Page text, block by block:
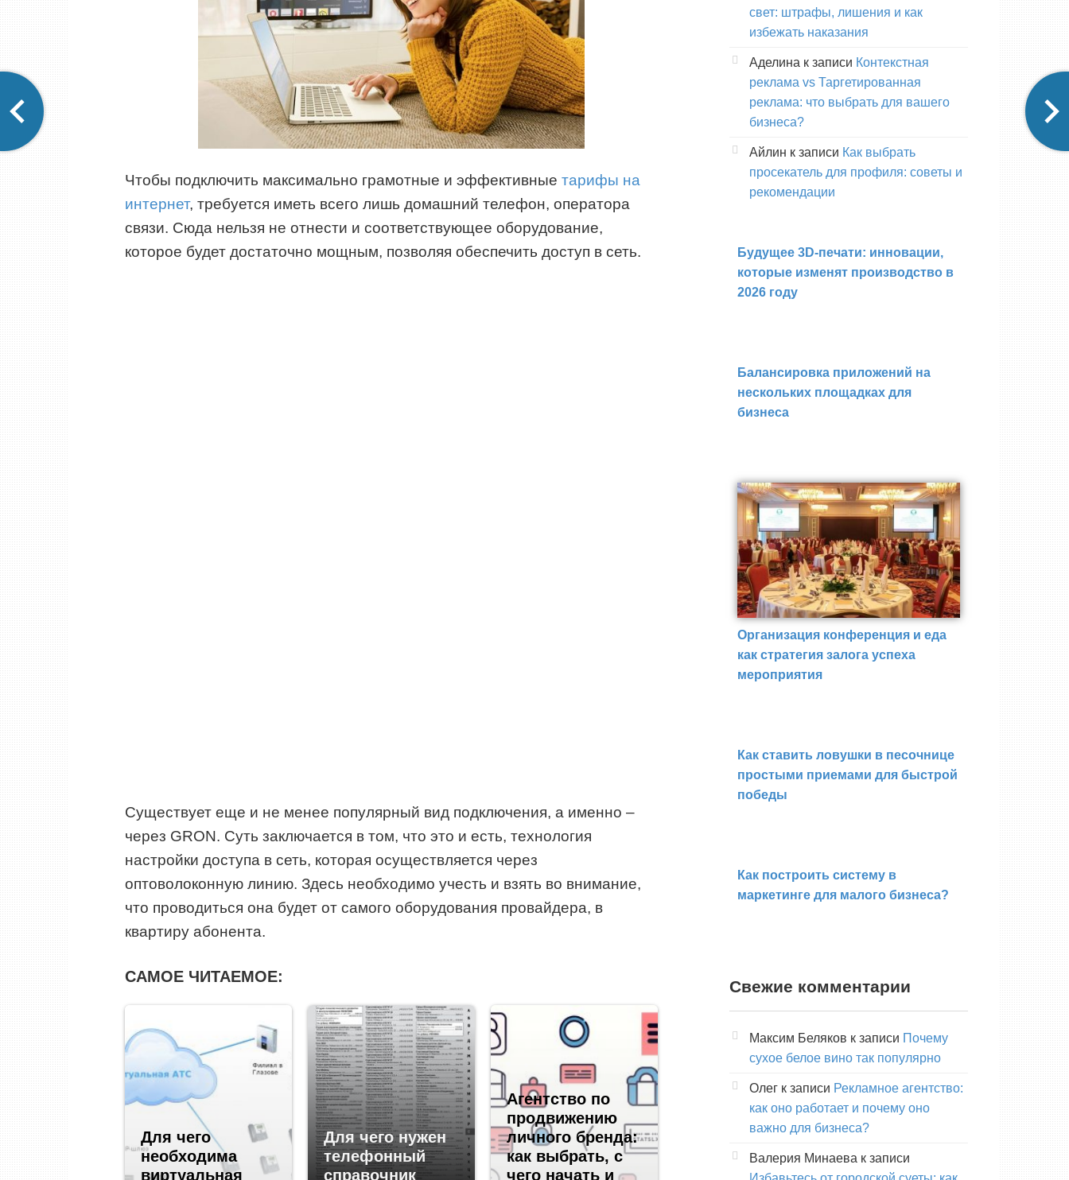
Чтобы подключить максимально грамотные и эффективные тарифы на
интернет, требуется иметь всего лишь домашний телефон, оператора
связи. Сюда нельзя не отнести и соответствующее оборудование,
которое будет достаточно мощным, позволяя обеспечить доступ в сеть.
Существует еще и не менее популярный вид подключения, а именно –
через GRON. Суть заключается в том, что это и есть, технология
настройки доступа в сеть, которая осуществляется через
оптоволоконную линию. Здесь необходимо учесть и взять во внимание,
что проводиться она будет от самого оборудования провайдера, в
квартиру абонента.
САМОЕ ЧИТАЕМОЕ:
Для чего
необходима
виртуальная
Для чего нужен
телефонный
справочник
Агентство по
продвижению
личного бренда:
как выбрать, с
чего начать и
свет: штрафы, лишения и как
избежать наказания
Аделина к записи Контекстная
реклама vs Таргетированная
реклама: что выбрать для вашего
бизнеса?
Айлин к записи Как выбрать
просекатель для профиля: советы и
рекомендации
Будущее 3D-печати: инновации,
которые изменят производство в
2026 году
Балансировка приложений на
нескольких площадках для
бизнеса
Организация конференция и еда
как стратегия залога успеха
мероприятия
Как ставить ловушки в песочнице
простыми приемами для быстрой
победы
Как построить систему в
маркетинге для малого бизнеса?
Свежие комментарии
Максим Беляков к записи Почему
сухое белое вино так популярно
Олег к записи Рекламное агентство:
как оно работает и почему оно
важно для бизнеса?
Валерия Минаева к записи